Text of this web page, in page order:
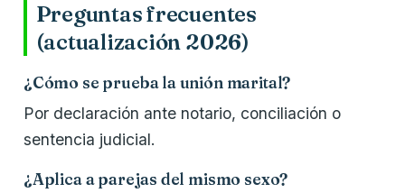
Preguntas frecuentes
(actualización 2026)
¿Cómo se prueba la unión marital?
Por declaración ante notario, conciliación o
sentencia judicial.
¿Aplica a parejas del mismo sexo?